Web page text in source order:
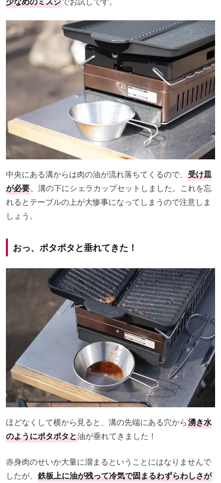
中央にある溝からは肉の油が流れ落ちてくるので、 受け皿
が必要。溝の下にシェラカップセットしました。これを忘
れるとテーブルの上が大惨事になってしまうので注意しま
しょう。
おっ、ポタポタと垂れてきた！
ほどなくして横から見ると、溝の先端にある穴から湧き水
のようにポタポタと油が垂れてきました！
赤身肉のせいか大量に溜まるということにはなりませんで
したが、 鉄板上に油が残って冷気で固まるわずらわしさが